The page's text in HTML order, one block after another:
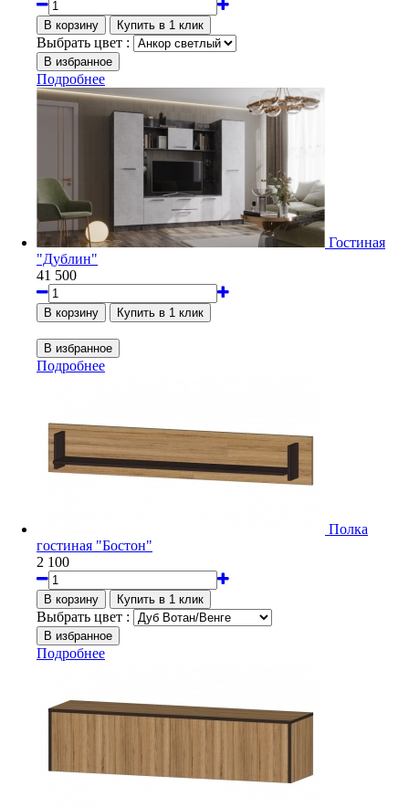
Выбрать цвет :
Подробнее
Гостиная
"Дублин"
41 500
Подробнее
Полка
гостиная "Бостон"
2 100
Выбрать цвет :
Подробнее